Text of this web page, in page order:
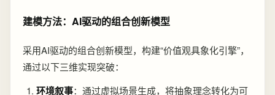
建模方法：AI驱动的组合创新模型
采用AI驱动的组合创新模型，构建“价值观具象化引擎”，
通过以下三维实现突破：
环境叙事：通过虚拟场景生成，将抽象理念转化为可